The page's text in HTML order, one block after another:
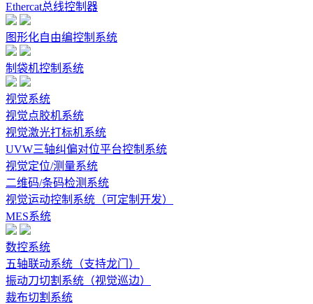
Ethercat总线控制器
图形化自由编控制系统
制袋机控制系统
视觉系统
视觉点胶机系统
视觉激光打标机系统
UVW三轴纠偏对位平台控制系统
视觉定位/测量系统
二维码/条码检测系统
视觉运动控制系统（可定制开发）
MES系统
数控系统
五轴联动系统（支持龙门）
振动刀切割系统（视觉巡边）
裁布切割系统